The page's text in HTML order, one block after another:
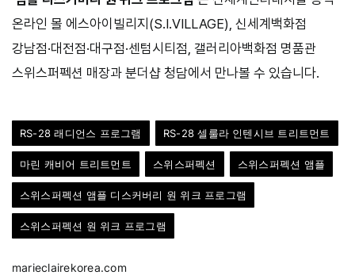
온라인 몰 에스아이빌리지(S.I.VILLAGE), 신세계백화점
강남점·대전점·대구점·센텀시티점, 갤러리아백화점 명품관
스위스퍼펙션 매장과 분더샵 청담에서 만나볼 수 있습니다.
RS-28 래디언스 프로그램 RS-28 셀룰라 인텐시브 트리트먼트
마린 캐비어 트리트먼트 스위스퍼펙션 스위스퍼펙션 앰플
스위스퍼펙션 앰플 디스커버리 원 위크 프로그램
스위스퍼펙션 원 위크 프로그램
marieclairekorea.com